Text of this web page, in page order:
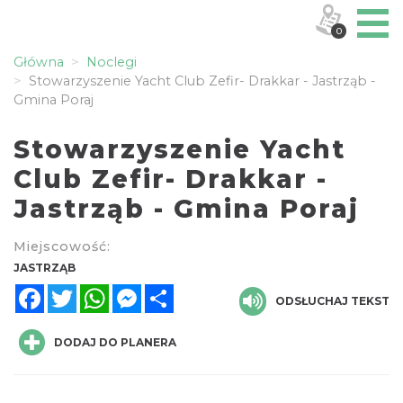
Główna
Noclegi
Stowarzyszenie Yacht Club Zefir- Drakkar - Jastrząb -
Gmina Poraj
Stowarzyszenie Yacht
Club Zefir- Drakkar -
Jastrząb - Gmina Poraj
Miejscowość:
JASTRZĄB
FacebookTwitterWhatsAppMessenger
ODSŁUCHAJ TEKST
DODAJ DO PLANERA
0